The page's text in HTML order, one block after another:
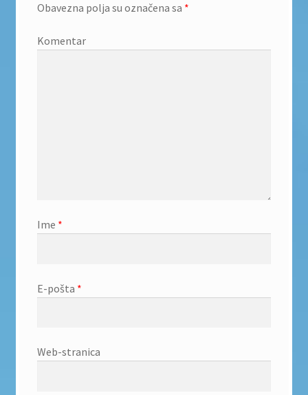
Obavezna polja su označena sa *
Komentar
Ime *
E-pošta *
Web-stranica